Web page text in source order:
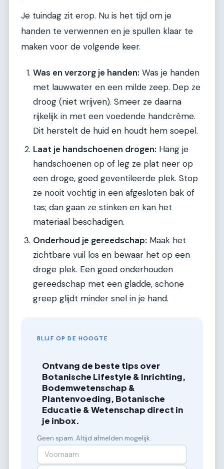
Je tuindag zit erop. Nu is het tijd om je
handen te verwennen en je spullen klaar te
maken voor de volgende keer.
Was en verzorg je handen: Was je handen
met lauwwater en een milde zeep. Dep ze
droog (niet wrijven). Smeer ze daarna
rijkelijk in met een voedende handcrème.
Dit herstelt de huid en houdt hem soepel.
Laat je handschoenen drogen: Hang je
handschoenen op of leg ze plat neer op
een droge, goed geventileerde plek. Stop
ze nooit vochtig in een afgesloten bak of
tas; dan gaan ze stinken en kan het
materiaal beschadigen.
Onderhoud je gereedschap: Maak het
zichtbare vuil los en bewaar het op een
droge plek. Een goed onderhouden
gereedschap met een gladde, schone
greep glijdt minder snel in je hand.
BLIJF OP DE HOOGTE
Ontvang de beste tips over
Botanische Lifestyle & Inrichting,
Bodemwetenschap &
Plantenvoeding, Botanische
Educatie & Wetenschap direct in
je inbox.
Geen spam. Altijd afmelden mogelijk.